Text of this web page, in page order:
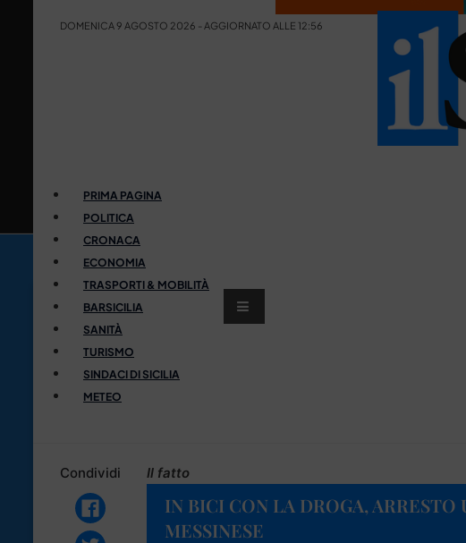
DOMENICA 9 AGOSTO 2026 - AGGIORNATO ALLE 12:56
PRIMA PAGINA
POLITICA
CRONACA
ECONOMIA
TRASPORTI & MOBILITÀ
BARSICILIA
SANITÀ
TURISMO
SINDACI DI SICILIA
METEO
Condividi Il fatto
IN BICI CON LA DROGA, ARRESTO
MESSINESE